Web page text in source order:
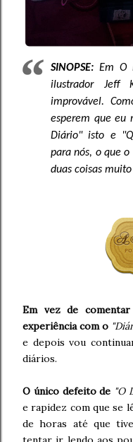
SINOPSE:Em O
ilustrador Jeff
improvável.
esperem que eu
Diário" isto e
para nós, o que
duas coisas
Em vez de
experiência com o
e depois vou
diários.
O único defeito de "O
e rapidez com que se
de horas até que